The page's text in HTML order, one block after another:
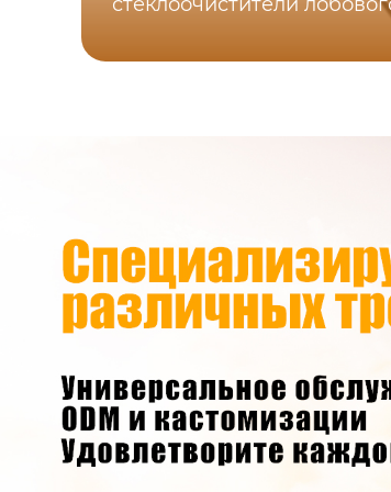
стеклоочистители